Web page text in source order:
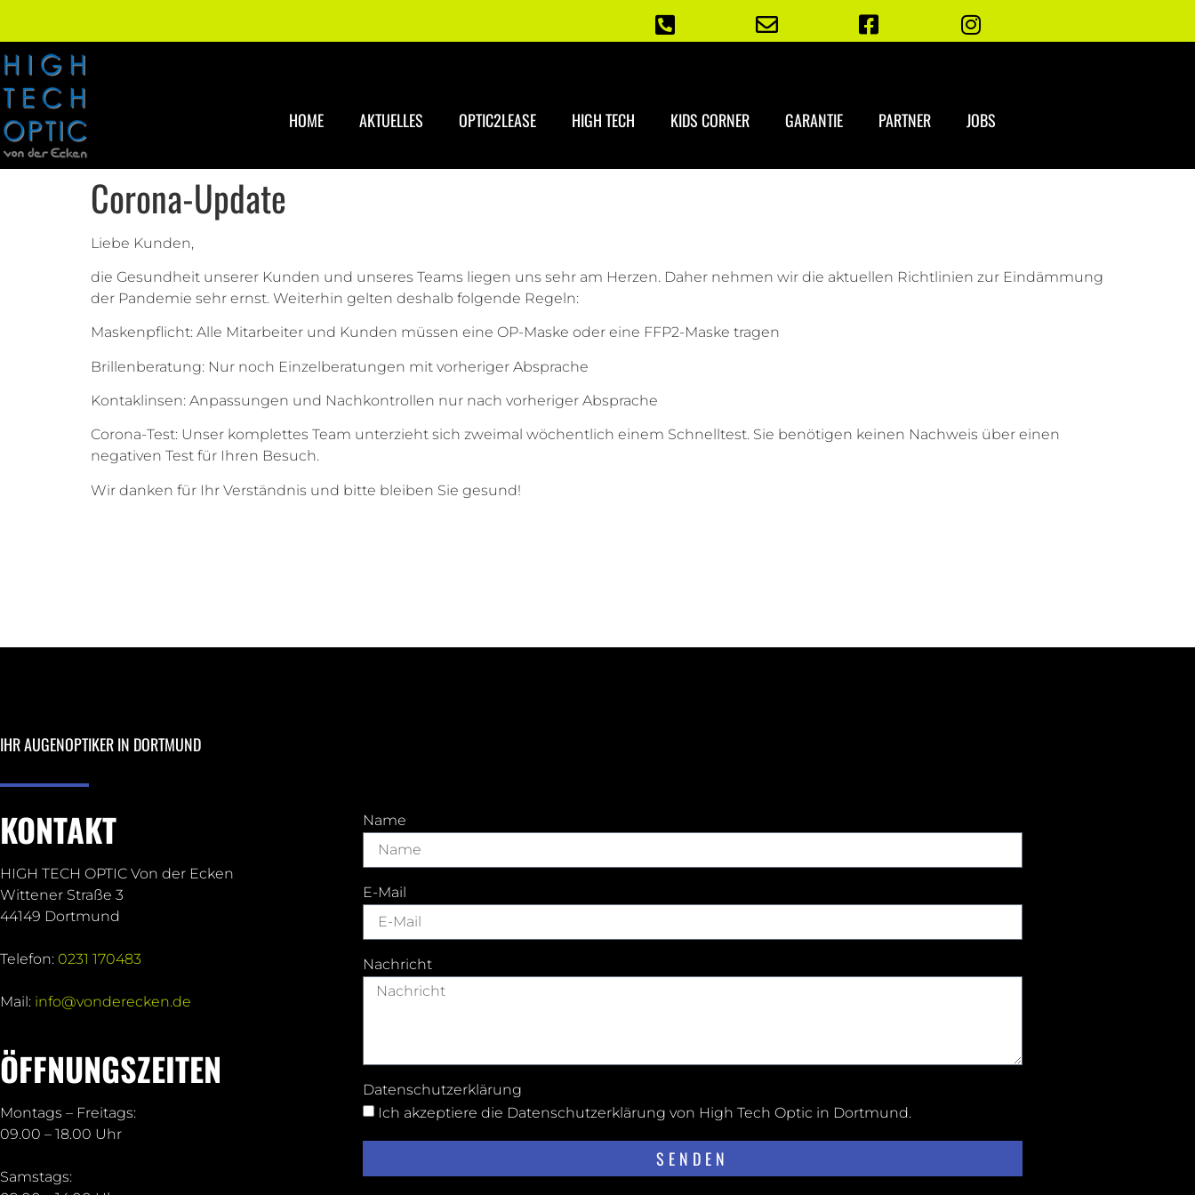
HOME AKTUELLES OPTIC2LEASE HIGH TECH KIDS CORNER GARANTIE PARTNER JOBS
Corona-Update
Liebe Kunden,
die Gesundheit unserer Kunden und unseres Teams liegen uns sehr am Herzen. Daher nehmen wir die aktuellen Richtlinien zur Eindämmung
der Pandemie sehr ernst. Weiterhin gelten deshalb folgende Regeln:
Maskenpflicht: Alle Mitarbeiter und Kunden müssen eine OP-Maske oder eine FFP2-Maske tragen
Brillenberatung: Nur noch Einzelberatungen mit vorheriger Absprache
Kontaklinsen: Anpassungen und Nachkontrollen nur nach vorheriger Absprache
Corona-Test: Unser komplettes Team unterzieht sich zweimal wöchentlich einem Schnelltest. Sie benötigen keinen Nachweis über einen
negativen Test für Ihren Besuch.
Wir danken für Ihr Verständnis und bitte bleiben Sie gesund!
IHR AUGENOPTIKER IN DORTMUND
KONTAKT
HIGH TECH OPTIC Von der Ecken
Wittener Straße 3
44149 Dortmund
Telefon: 0231 170483
Mail: info@vonderecken.de
ÖFFNUNGSZEITEN
Montags – Freitags:
09.00 – 18.00 Uhr
Samstags:
Name
E-Mail
Nachricht
Datenschutzerklärung
Ich akzeptiere die Datenschutzerklärung von High Tech Optic in Dortmund.
SENDEN